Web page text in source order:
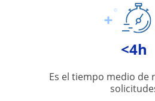
<4h
Es el tiempo medio de